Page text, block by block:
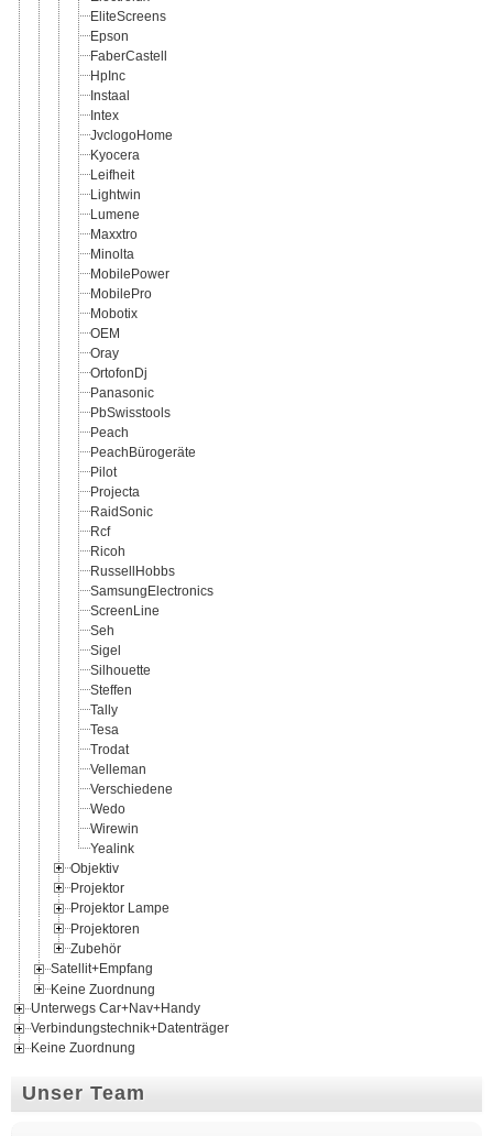
EliteScreens
Epson
FaberCastell
HpInc
Instaal
Intex
JvclogoHome
Kyocera
Leifheit
Lightwin
Lumene
Maxxtro
Minolta
MobilePower
MobilePro
Mobotix
OEM
Oray
OrtofonDj
Panasonic
PbSwisstools
Peach
PeachBürogeräte
Pilot
Projecta
RaidSonic
Rcf
Ricoh
RussellHobbs
SamsungElectronics
ScreenLine
Seh
Sigel
Silhouette
Steffen
Tally
Tesa
Trodat
Velleman
Verschiedene
Wedo
Wirewin
Yealink
Objektiv
Projektor
Projektor Lampe
Projektoren
Zubehör
Satellit+Empfang
Keine Zuordnung
Unterwegs Car+Nav+Handy
Verbindungstechnik+Datenträger
Keine Zuordnung
Unser Team